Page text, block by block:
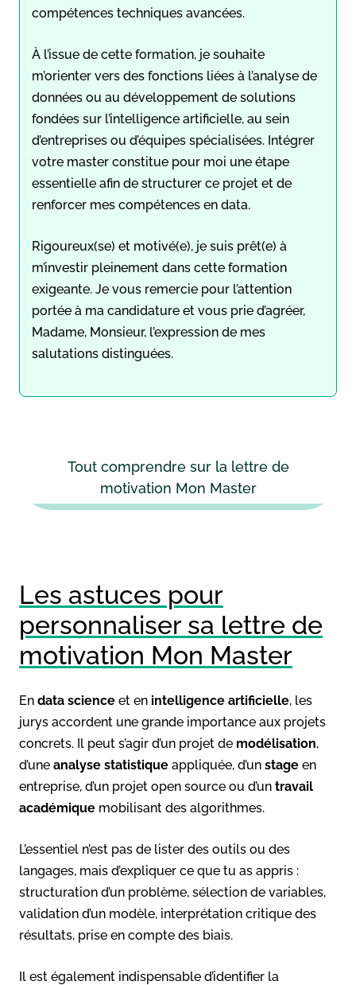
compétences techniques avancées.
À l’issue de cette formation, je souhaite
m’orienter vers des fonctions liées à l’analyse de
données ou au développement de solutions
fondées sur l’intelligence artificielle, au sein
d’entreprises ou d’équipes spécialisées. Intégrer
votre master constitue pour moi une étape
essentielle afin de structurer ce projet et de
renforcer mes compétences en data.
Rigoureux(se) et motivé(e), je suis prêt(e) à
m’investir pleinement dans cette formation
exigeante. Je vous remercie pour l’attention
portée à ma candidature et vous prie d’agréer,
Madame, Monsieur, l’expression de mes
salutations distinguées.
Tout comprendre sur la lettre de
motivation Mon Master
Les astuces pour
personnaliser sa lettre de
motivation Mon Master
En data science et en intelligence artificielle, les
jurys accordent une grande importance aux projets
concrets. Il peut s’agir d’un projet de modélisation,
d’une analyse statistique appliquée, d’un stage en
entreprise, d’un projet open source ou d’un travail
académique mobilisant des algorithmes.
L’essentiel n’est pas de lister des outils ou des
langages, mais d’expliquer ce que tu as appris :
structuration d’un problème, sélection de variables,
validation d’un modèle, interprétation critique des
résultats, prise en compte des biais.
Il est également indispensable d’identifier la